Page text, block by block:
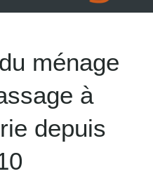
ménage
à
depuis